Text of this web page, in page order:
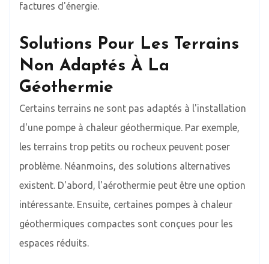
factures d'énergie.
Solutions Pour Les Terrains
Non Adaptés À La
Géothermie
Certains terrains ne sont pas adaptés à l'installation
d'une pompe à chaleur géothermique. Par exemple,
les terrains trop petits ou rocheux peuvent poser
problème. Néanmoins, des solutions alternatives
existent. D'abord, l'aérothermie peut être une option
intéressante. Ensuite, certaines pompes à chaleur
géothermiques compactes sont conçues pour les
espaces réduits.